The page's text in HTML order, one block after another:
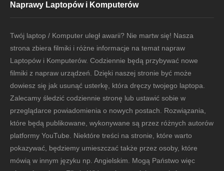
Naprawy Laptopów i Komputerów
Twój laptop / Komputer uległ awarii? Nie martw się! Nasza
strona zbiera filmiki i różne informacje na temat napraw
Laptopów i Komputerów. Codziennie będą przybywać nowe
filmiki z napraw urządzeń. Dzięki naszej stronie być może
dowiesz się jak usunąć usterkę, która dręczy twojego laptopa.
Zalecamy śledzić codziennie stronę lub ustawić sobie w
przeglądarce powiadomienia o nowych postach. Rozwiązania,
które będą publikowane, wykonywane są przez różnych autorów
platformy YouTube. Niektóre treści na stronie, które warto
pokazywać, będziemy umieszczać także przez osoby, które
mówią w innym języku np. Angielskim. Mogą Państwo więc